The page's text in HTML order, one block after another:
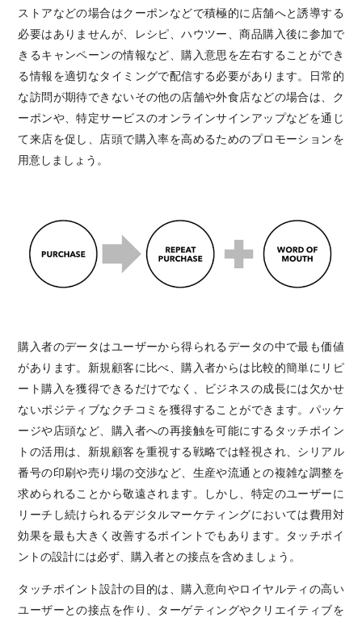
ストアなどの場合はクーポンなどで積極的に店舗へと誘導する
必要はありませんが、レシピ、ハウツー、商品購入後に参加で
きるキャンペーンの情報など、購入意思を左右することができ
る情報を適切なタイミングで配信する必要があります。日常的
な訪問が期待できないその他の店舗や外食店などの場合は、ク
ーポンや、特定サービスのオンラインサインアップなどを通じ
て来店を促し、店頭で購入率を高めるためのプロモーションを
用意しましょう。
購入者のデータはユーザーから得られるデータの中で最も価値
があります。新規顧客に比べ、購入者からは比較的簡単にリピ
ート購入を獲得できるだけでなく、ビジネスの成長には欠かせ
ないポジティブなクチコミを獲得することができます。パッケ
ージや店頭など、購入者への再接触を可能にするタッチポイン
トの活用は、新規顧客を重視する戦略では軽視され、シリアル
番号の印刷や売り場の交渉など、生産や流通との複雑な調整を
求められることから敬遠されます。しかし、特定のユーザーに
リーチし続けられるデジタルマーケティングにおいては費用対
効果を最も大きく改善するポイントでもあります。タッチポイ
ントの設計には必ず、購入者との接点を含めましょう。
タッチポイント設計の目的は、購入意向やロイヤルティの高い
ユーザーとの接点を作り、ターゲティングやクリエイティブを